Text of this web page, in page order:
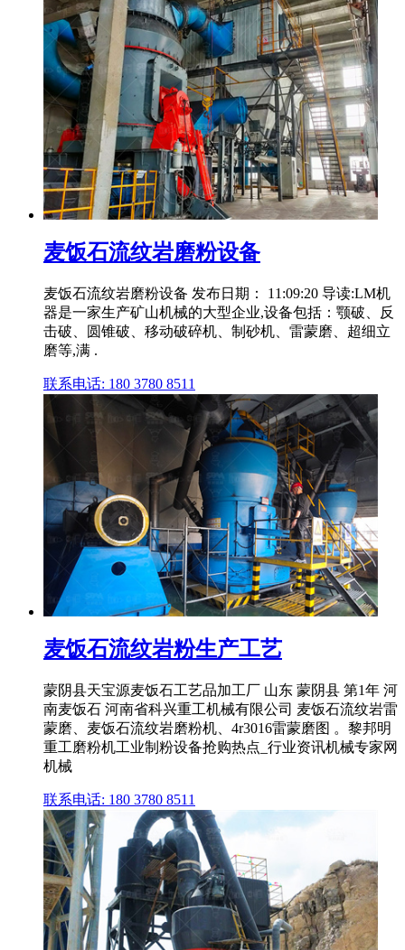
麦饭石流纹岩磨粉设备
麦饭石流纹岩磨粉设备 发布日期： 11:09:20 导读:LM机
器是一家生产矿山机械的大型企业,设备包括：颚破、反
击破、圆锥破、移动破碎机、制砂机、雷蒙磨、超细立
磨等,满 .
联系电话: 180 3780 8511
麦饭石流纹岩粉生产工艺
蒙阴县天宝源麦饭石工艺品加工厂 山东 蒙阴县 第1年 河
南麦饭石 河南省科兴重工机械有限公司 麦饭石流纹岩雷
蒙磨、麦饭石流纹岩磨粉机、4r3016雷蒙磨图 。黎邦明
重工磨粉机工业制粉设备抢购热点_行业资讯机械专家网
机械
联系电话: 180 3780 8511